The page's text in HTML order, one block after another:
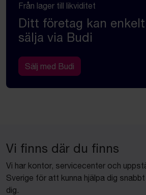
Från lager till likviditet
Ditt företag kan enkelt
sälja via Budi
Sälj med Budi
Vi finns där du finns
Vi har kontor, servicecenter och
Sverige för att kunna hjälpa dig
dig.